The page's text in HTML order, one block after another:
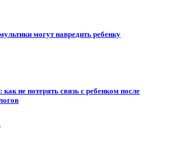
могут навредить ребенку
не потерять связь с ребенком после